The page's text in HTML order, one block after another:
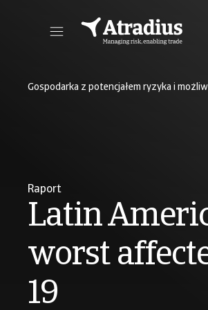
Gospodarka z potencjałem ryzyka i
Raport
Latin
worst
19